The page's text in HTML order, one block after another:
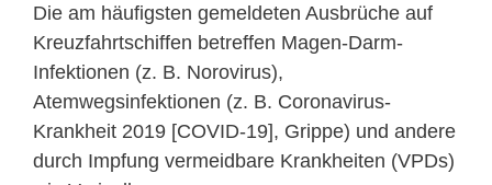
Die am häufigsten gemeldeten Ausbrüche auf
Kreuzfahrtschiffen betreffen Magen-Darm-
Infektionen (z. B. Norovirus),
Atemwegsinfektionen (z. B. Coronavirus-
Krankheit 2019 [COVID-19], Grippe) und andere
durch Impfung vermeidbare Krankheiten (VPDs)